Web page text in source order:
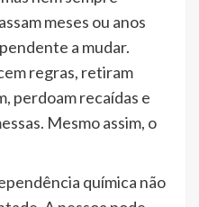
meses ou anos
a mudar.
regras, retiram
perdoam recaídas e
Mesmo assim, o
química não